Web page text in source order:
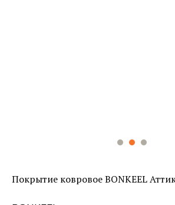
Покрытие ковровое BONKEEL